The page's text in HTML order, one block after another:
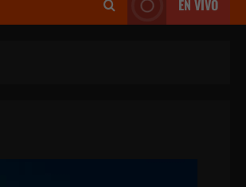
EN VIVO